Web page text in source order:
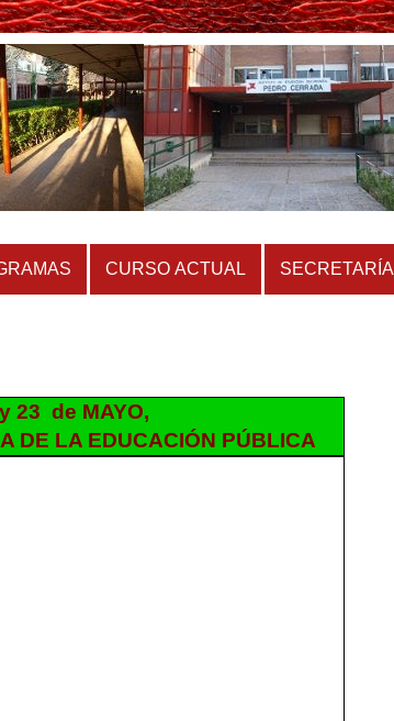
CURSO ACTUAL SECRETARÍA
23 de MAYO,
DE LA EDUCACIÓN PÚBLICA